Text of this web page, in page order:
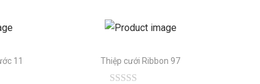
11 Thiệp cưới Ribbon 97